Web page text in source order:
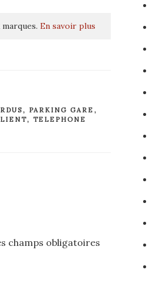
En savoir plus
, PARKING GARE ,
, TELEPHONE
champs obligatoires